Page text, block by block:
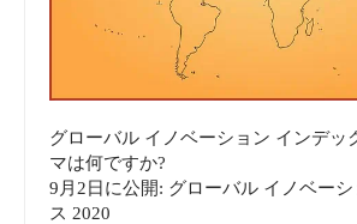
グローバル イノベーション インデッ
マは何ですか?
9月2日に公開: グローバル イノベー
ス 2020